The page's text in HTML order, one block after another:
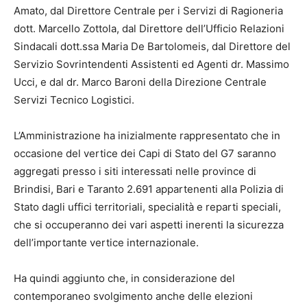
Amato, dal Direttore Centrale per i Servizi di Ragioneria
dott. Marcello Zottola, dal Direttore dell’Ufficio Relazioni
Sindacali dott.ssa Maria De Bartolomeis, dal Direttore del
Servizio Sovrintendenti Assistenti ed Agenti dr. Massimo
Ucci, e dal dr. Marco Baroni della Direzione Centrale
Servizi Tecnico Logistici.
L’Amministrazione ha inizialmente rappresentato che in
occasione del vertice dei Capi di Stato del G7 saranno
aggregati presso i siti interessati nelle province di
Brindisi, Bari e Taranto 2.691 appartenenti alla Polizia di
Stato dagli uffici territoriali, specialità e reparti speciali,
che si occuperanno dei vari aspetti inerenti la sicurezza
dell’importante vertice internazionale.
Ha quindi aggiunto che, in considerazione del
contemporaneo svolgimento anche delle elezioni